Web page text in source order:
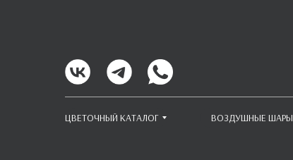
ЦВЕТОЧНЫЙ КАТАЛОГ ВОЗДУШНЫЕ ШАРЫ